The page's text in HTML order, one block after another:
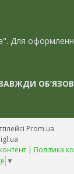
Для
Prom.ua
| Політика
▼